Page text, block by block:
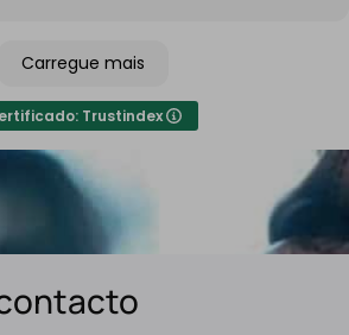
de confiança,
carregadores de veículos
eficiente e de alta qualidade.
Carregue mais
Trustindex